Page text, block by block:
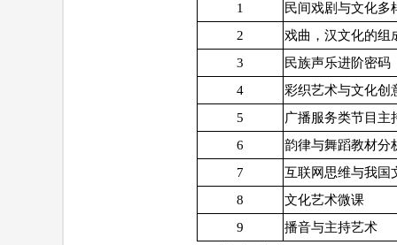
1
民间戏剧与文化多
2
戏曲，汉文化的组
3
民族声乐进阶密码
4
彩织艺术与文化创
5
广播服务类节目主
6
韵律与舞蹈教材分
7
互联网思维与我国
8
文化艺术微课
9
播音与主持艺术